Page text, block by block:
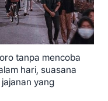
tanpa mencoba
hari, suasana
yang